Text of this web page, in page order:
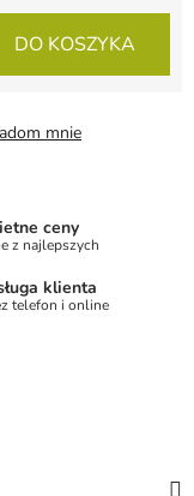
DO KOSZYKA
mnie
ceny
z najlepszych
klienta
telefon i online